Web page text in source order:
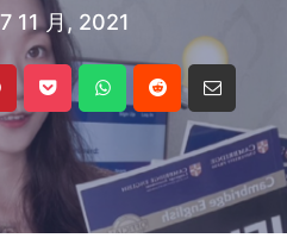
7 11 月, 2021